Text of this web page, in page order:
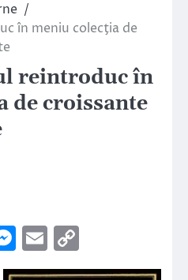
în meniu colecţia de
reintroduc în
de croissante
Messenger
Email
Link